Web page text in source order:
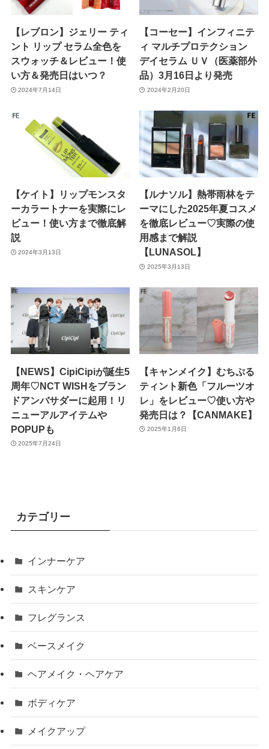
【レブロン】ジェリー ティ
ント リップ セラム全色を
スウォッチ＆レビュー！使
い方＆発売日はいつ？
2024年7月14日
【コーセー】インフィニテ
ィ マルチプロテクション
デイセラム ＵＶ（医薬部外
品）3月16日より発売
2024年2月20日
【ケイト】リップモンスタ
ーカラートナーを実際にレ
ビュー！使い方まで徹底解
説
2024年3月13日
【ルナソル】熱帯雨林をテ
ーマにした2025年夏コスメ
を徹底レビュー♡実際の使
用感まで解説
【LUNASOL】
2025年3月13日
【NEWS】CipiCipiが誕生5
周年♡NCT WISHをブラン
ドアンバサダーに起用！リ
ニューアルアイテムや
POPUPも
2025年7月24日
【キャンメイク】むちぷる
ティント新色「フルーツオ
レ」をレビュー♡使い方や
発売日は？【CANMAKE】
2025年1月6日
カテゴリー
インナーケア
スキンケア
フレグランス
ベースメイク
ヘアメイク・ヘアケア
ボディケア
メイクアップ